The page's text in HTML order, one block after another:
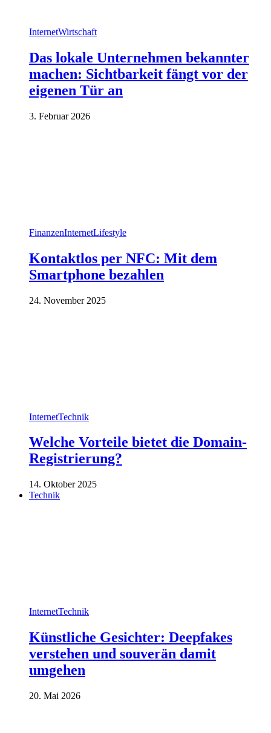
InternetWirtschaft
Das lokale Unternehmen bekannter
machen: Sichtbarkeit fängt vor der
eigenen Tür an
3. Februar 2026
FinanzenInternetLifestyle
Kontaktlos per NFC: Mit dem
Smartphone bezahlen
24. November 2025
InternetTechnik
Welche Vorteile bietet die Domain-
Registrierung?
14. Oktober 2025
Technik
InternetTechnik
Künstliche Gesichter: Deepfakes
verstehen und souverän damit
umgehen
20. Mai 2026